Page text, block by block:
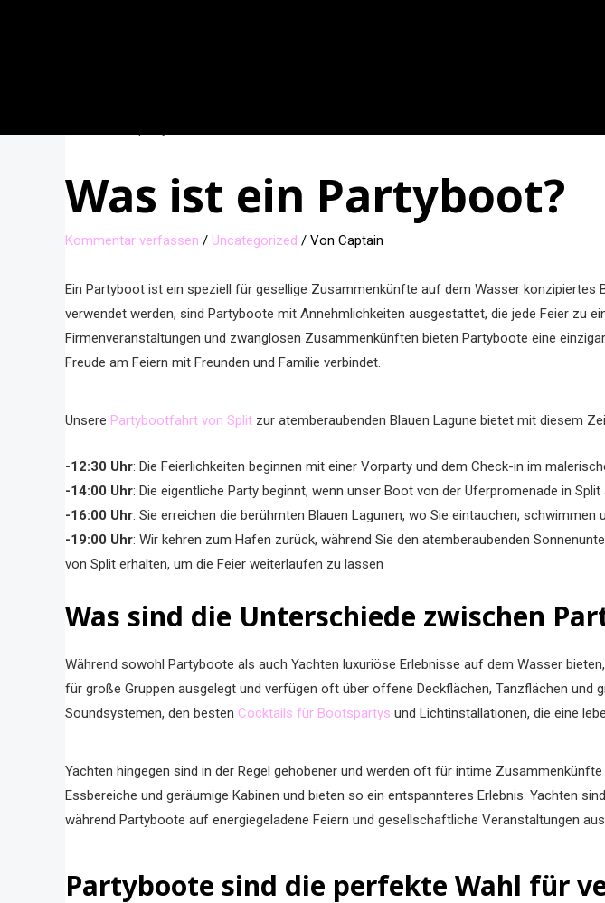
Was ist ein Partyboot?
Kommentar verfassen / Uncategorized / Von Captain
Ein Partyboot ist ein speziell für gesellige Zusammenkünfte auf dem Wasser
verwendet werden, sind Partyboote mit Annehmlichkeiten ausgestattet, die jede Feier zu
Firmenveranstaltungen und zwanglosen Zusammenkünften bieten Partyboote eine
Freude am Feiern mit Freunden und Familie verbindet.
Unsere Partybootfahrt von Split zur atemberaubenden Blauen Lagune bietet mit diesem
-12:30 Uhr: Die Feierlichkeiten beginnen mit einer Vorparty und dem Check-in im
-14:00 Uhr: Die eigentliche Party beginnt, wenn unser Boot von der Uferpromenade in Split
-16:00 Uhr: Sie erreichen die berühmten Blauen Lagunen, wo Sie eintauchen,
-19:00 Uhr: Wir kehren zum Hafen zurück, während Sie den atemberaubenden
von Split erhalten, um die Feier weiterlaufen zu lassen
Was sind die Unterschiede zwischen
Während sowohl Partyboote als auch Yachten luxuriöse Erlebnisse auf dem Wasser
für große Gruppen ausgelegt und verfügen oft über offene Deckflächen, Tanzflächen
Soundsystemen, den besten Cocktails für Bootspartys und Lichtinstallationen, die eine
Yachten hingegen sind in der Regel gehobener und werden oft für intime
Essbereiche und geräumige Kabinen und bieten so ein entspannteres Erlebnis. Yachten
während Partyboote auf energiegeladene Feiern und gesellschaftliche Veranstaltungen
Partyboote sind die perfekte Wahl für